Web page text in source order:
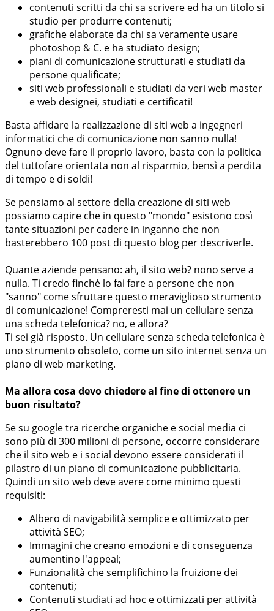
contenuti scritti da chi sa scrivere ed ha un titolo si
studio per produrre contenuti;
grafiche elaborate da chi sa veramente usare
photoshop & C. e ha studiato design;
piani di comunicazione strutturati e studiati da
persone qualificate;
siti web professionali e studiati da veri web master
e web designei, studiati e certificati!
Basta affidare la realizzazione di siti web a ingegneri
informatici che di comunicazione non sanno nulla!
Ognuno deve fare il proprio lavoro, basta con la politica
del tuttofare orientata non al risparmio, bensì a perdita
di tempo e di soldi!
Se pensiamo al settore della creazione di siti web
possiamo capire che in questo "mondo" esistono così
tante situazioni per cadere in inganno che non
basterebbero 100 post di questo blog per descriverle.
Quante aziende pensano: ah, il sito web? nono serve a
nulla. Ti credo finchè lo fai fare a persone che non
"sanno" come sfruttare questo meraviglioso strumento
di comunicazione! Compreresti mai un cellulare senza
una scheda telefonica? no, e allora?
Ti sei già risposto. Un cellulare senza scheda telefonica è
uno strumento obsoleto, come un sito internet senza un
piano di web marketing.
Ma allora cosa devo chiedere al fine di ottenere un
buon risultato?
Se su google tra ricerche organiche e social media ci
sono più di 300 milioni di persone, occorre considerare
che il sito web e i social devono essere considerati il
pilastro di un piano di comunicazione pubblicitaria.
Quindi un sito web deve avere come minimo questi
requisiti:
Albero di navigabilità semplice e ottimizzato per
attività SEO;
Immagini che creano emozioni e di conseguenza
aumentino l'appeal;
Funzionalità che semplifichino la fruizione dei
contenuti;
Contenuti studiati ad hoc e ottimizzati per attività